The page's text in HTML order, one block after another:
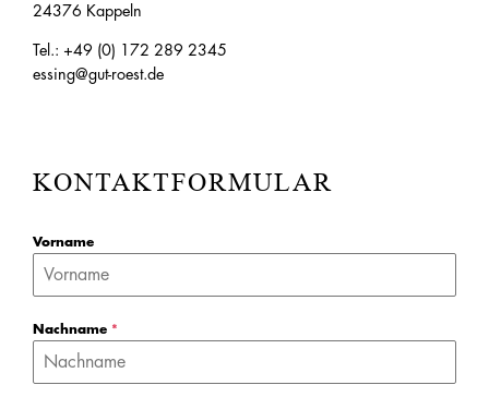
24376 Kappeln
Tel.: +49 (0) 172 289 2345
essing@gut-roest.de
KONTAKTFORMULAR
Vorname
Nachname *